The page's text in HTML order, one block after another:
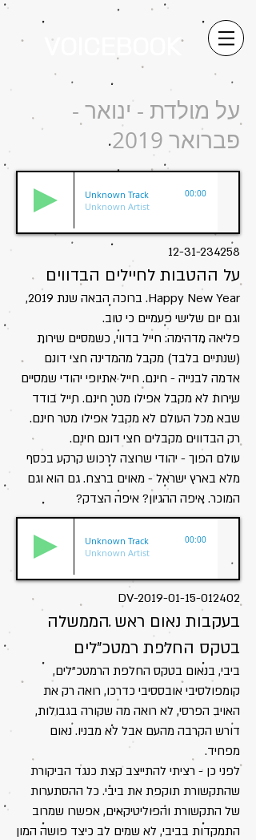
VOICEBOOK
על מולדת - ינואר -
פברואר 2019
12-31-234258
על ההטבות לחיילים הבדווים
Happy New Year. ברוכה הבאה שנת 2019,
וגם יום שלישי פעמיים כי טוב.
פליאה מדהימה: חייל בדווי, כשמסיים שירות
(שנתיים בלבד) מקבל מהמדינה חצי דונם
אדמה לבנייה - חינם. חייל אתיופי יהודי שמסיים
שירות לא מקבל אפילו מטר חינם. חייל בודד
שבא מכל העולם לא מקבל אפילו מטר חינם.
רק הבדווים מקבלים חצי דונם חינם.
עולם הפוך - יהודי שרוצה לרכוש קרקע בכסף
מלא בארץ ישראל - מאוים ברצח. גם הוא וגם
המוכר. איפה ההגיון? איפה הצדק?
Unknown Track
Unknown Artist
00:00
DV-2019-01-15-012402
בעקבות נאום ראש הממשלה
בטקס החלפת רמטכ"לים
ביבי, בנאום בטקס החלפת הרמטכ"לים,
קומפולסיבי אובססיבי כדרכו, רואה רק את
האויב הפרסי, לא רואה מה שקורה בגבולות,
דורש הקרבה מהעם אבל לא מבניו. נאום
מפחיד.
לפני כן - רציתי להתייצב קצת כנגד הביקורת
שהתקשורת תוקפת את ביבי. כל ההסתערות
של התקשורת והפוליטיקאים, אפשרו שמרוב
התמקדות בביבי, לא שמים לב כיצד פושה המון
Unknown Track
Unknown Artist
00:00